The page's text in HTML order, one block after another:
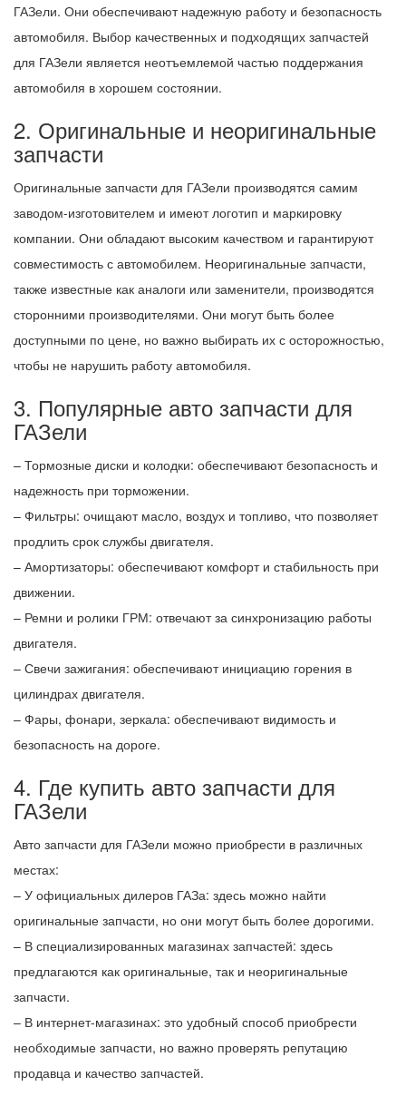
ГАЗели. Они обеспечивают надежную работу и безопасность
автомобиля. Выбор качественных и подходящих запчастей
для ГАЗели является неотъемлемой частью поддержания
автомобиля в хорошем состоянии.
2. Оригинальные и неоригинальные
запчасти
Оригинальные запчасти для ГАЗели производятся самим
заводом-изготовителем и имеют логотип и маркировку
компании. Они обладают высоким качеством и гарантируют
совместимость с автомобилем. Неоригинальные запчасти,
также известные как аналоги или заменители, производятся
сторонними производителями. Они могут быть более
доступными по цене, но важно выбирать их с осторожностью,
чтобы не нарушить работу автомобиля.
3. Популярные авто запчасти для
ГАЗели
– Тормозные диски и колодки: обеспечивают безопасность и
надежность при торможении.
– Фильтры: очищают масло, воздух и топливо, что позволяет
продлить срок службы двигателя.
– Амортизаторы: обеспечивают комфорт и стабильность при
движении.
– Ремни и ролики ГРМ: отвечают за синхронизацию работы
двигателя.
– Свечи зажигания: обеспечивают инициацию горения в
цилиндрах двигателя.
– Фары, фонари, зеркала: обеспечивают видимость и
безопасность на дороге.
4. Где купить авто запчасти для
ГАЗели
Авто запчасти для ГАЗели можно приобрести в различных
местах:
– У официальных дилеров ГАЗа: здесь можно найти
оригинальные запчасти, но они могут быть более дорогими.
– В специализированных магазинах запчастей: здесь
предлагаются как оригинальные, так и неоригинальные
запчасти.
– В интернет-магазинах: это удобный способ приобрести
необходимые запчасти, но важно проверять репутацию
продавца и качество запчастей.